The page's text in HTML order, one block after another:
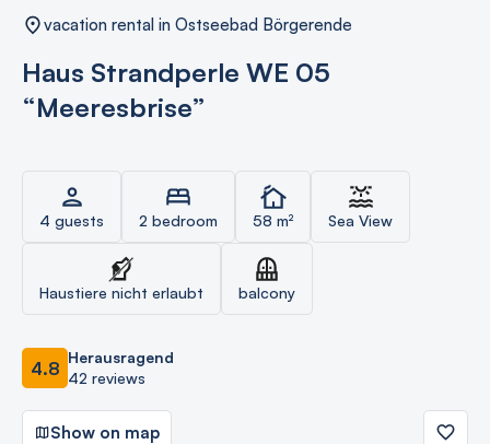
vacation rental in Ostseebad Börgerende
Haus Strandperle WE 05
“Meeresbrise”
4 guests 2 bedroom 58 m² Sea View
Haustiere nicht erlaubt balcony
4.8 Herausragend
42 reviews
Show on map